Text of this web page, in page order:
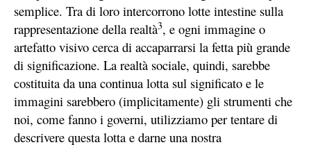
semplice. Tra di loro intercorrono lotte intestine sulla
rappresentazione della realtà3, e ogni immagine o
artefatto visivo cerca di accaparrarsi la fetta più grande
di significazione. La realtà sociale, quindi, sarebbe
costituita da una continua lotta sul significato e le
immagini sarebbero (implicitamente) gli strumenti che
noi, come fanno i governi, utilizziamo per tentare di
descrivere questa lotta e darne una nostra